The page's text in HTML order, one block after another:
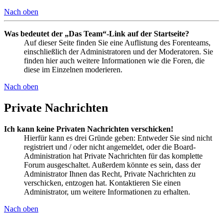
Nach oben
Was bedeutet der „Das Team“-Link auf der Startseite?
Auf dieser Seite finden Sie eine Auflistung des Forenteams,
einschließlich der Administratoren und der Moderatoren. Sie
finden hier auch weitere Informationen wie die Foren, die
diese im Einzelnen moderieren.
Nach oben
Private Nachrichten
Ich kann keine Privaten Nachrichten verschicken!
Hierfür kann es drei Gründe geben: Entweder Sie sind nicht
registriert und / oder nicht angemeldet, oder die Board-
Administration hat Private Nachrichten für das komplette
Forum ausgeschaltet. Außerdem könnte es sein, dass der
Administrator Ihnen das Recht, Private Nachrichten zu
verschicken, entzogen hat. Kontaktieren Sie einen
Administrator, um weitere Informationen zu erhalten.
Nach oben